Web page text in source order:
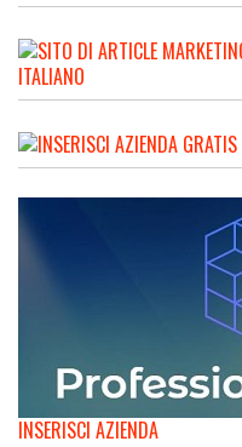
ITALIANO
INSERISCI AZIENDA